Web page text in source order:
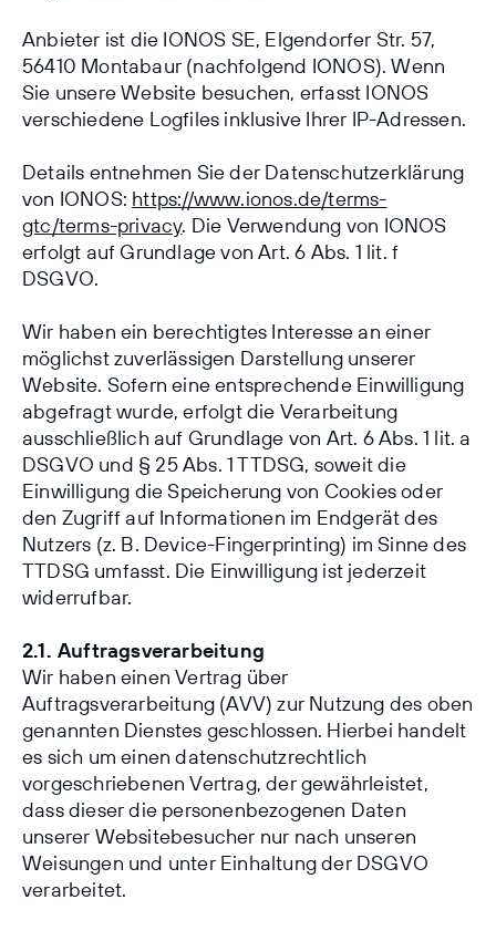
Anbieter ist die IONOS SE, Elgendorfer Str. 57,
56410 Montabaur (nachfolgend IONOS). Wenn
Sie unsere Website besuchen, erfasst IONOS
verschiedene Logfiles inklusive Ihrer IP-Adressen.
Details entnehmen Sie der Datenschutzerklärung
von IONOS: https://www.ionos.de/terms-
gtc/terms-privacy. Die Verwendung von IONOS
erfolgt auf Grundlage von Art. 6 Abs. 1 lit. f
DSGVO.
Wir haben ein berechtigtes Interesse an einer
möglichst zuverlässigen Darstellung unserer
Website. Sofern eine entsprechende Einwilligung
abgefragt wurde, erfolgt die Verarbeitung
ausschließlich auf Grundlage von Art. 6 Abs. 1 lit. a
DSGVO und § 25 Abs. 1 TTDSG, soweit die
Einwilligung die Speicherung von Cookies oder
den Zugriff auf Informationen im Endgerät des
Nutzers (z. B. Device-Fingerprinting) im Sinne des
TTDSG umfasst. Die Einwilligung ist jederzeit
widerrufbar.
2.1. Auftragsverarbeitung
Wir haben einen Vertrag über
Auftragsverarbeitung (AVV) zur Nutzung des oben
genannten Dienstes geschlossen. Hierbei handelt
es sich um einen datenschutzrechtlich
vorgeschriebenen Vertrag, der gewährleistet,
dass dieser die personenbezogenen Daten
unserer Websitebesucher nur nach unseren
Weisungen und unter Einhaltung der DSGVO
verarbeitet.